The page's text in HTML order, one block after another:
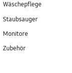
Wäschepflege
Staubsauger
Monitore
Zubehör